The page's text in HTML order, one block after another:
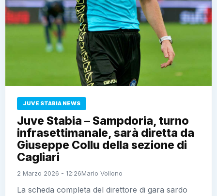
JUVE STABIA NEWS
Juve Stabia – Sampdoria, turno
infrasettimanale, sarà diretta da
Giuseppe Collu della sezione di
Cagliari
2 Marzo 2026 - 12:26Mario Vollono
La scheda completa del direttore di gara sardo